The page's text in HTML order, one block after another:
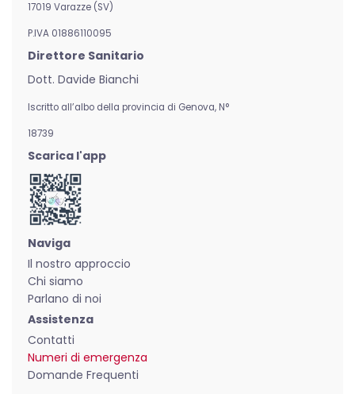
17019 Varazze (SV)
P.IVA 01886110095
Direttore Sanitario
Dott. Davide Bianchi
Iscritto all’albo della provincia di Genova, N°
18739
Scarica l'app
Naviga
Il nostro approccio
Chi siamo
Parlano di noi
Assistenza
Contatti
Numeri di emergenza
Domande Frequenti